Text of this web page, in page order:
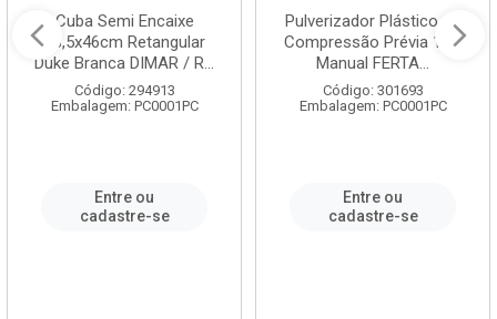
Cuba Semi Encaixe
58,5x46cm Retangular
Duke Branca DIMAR / R...
Código: 294913
Embalagem: PC0001PC
Entre ou
cadastre-se
Pulverizador Plástico de
Compressão Prévia 1,5L
Manual FERTA...
Código: 301693
Embalagem: PC0001PC
Entre ou
cadastre-se